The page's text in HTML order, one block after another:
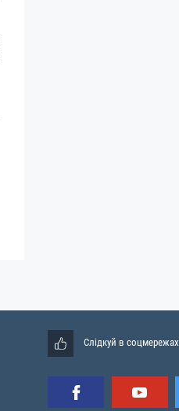
Слідкуй в соцмережах